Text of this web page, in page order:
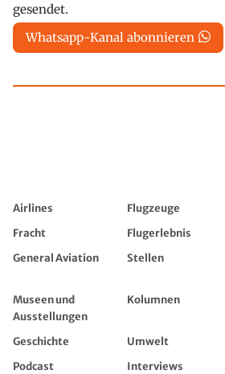
gesendet.
Whatsapp-Kanal abonnieren
Airlines Flugzeuge
Fracht
Flugerlebnis
General Aviation
Stellen
Museen und
Ausstellungen
Kolumnen
Geschichte Umwelt
Podcast
Interviews